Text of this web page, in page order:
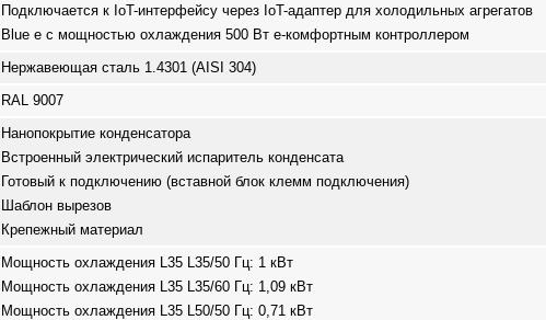
Подключается к IoT-интерфейсу через IoT-адаптер для холодильных агрегатов
Blue e с мощностью охлаждения 500 Вт e-комфортным контроллером
Нержавеющая сталь 1.4301 (AISI 304)
RAL 9007
Нанопокрытие конденсатора
Встроенный электрический испаритель конденсата
Готовый к подключению (вставной блок клемм подключения)
Шаблон вырезов
Крепежный материал
Мощность охлаждения L35 L35/50 Гц: 1 кВт
Мощность охлаждения L35 L35/60 Гц: 1,09 кВт
Мощность охлаждения L35 L50/50 Гц: 0,71 кВт